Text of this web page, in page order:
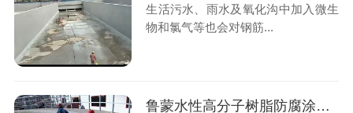
生活污水、雨水及氧化沟中加入微生
物和氯气等也会对钢筋...
鲁蒙水性高分子树脂防腐涂料防腐防水涂料施工厌氧池、二沉池